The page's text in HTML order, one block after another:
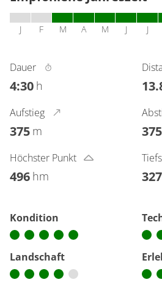
J F M A M J J
Dauer
4:30 h
Aufstieg
375 m 375
Höchster Punkt
496 hm 327
Kondition
Landschaft